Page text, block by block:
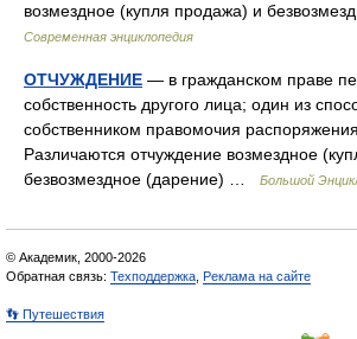
возмездное (купля продажа) и
Современная энциклопедия
ОТЧУЖДЕНИЕ — в гражданском праве
собственность другого лица; один из
собственником правомочия
Различаются отчуждение возмездное
безвозмездное (дарение) …
Большой
© Академик, 2000-2026
Обратная связь: Техподдержка Реклама на сайте
👣 Путешествия